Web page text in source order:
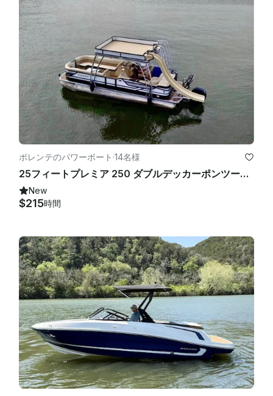
ボレンテのパワーボート ·14名様
25フィートプレミア 250 ダブルデッカーポンツーンスライド付き、レイクトラビス、キャプテン付属
New
$215時間